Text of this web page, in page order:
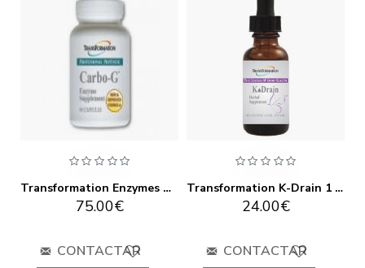
Transformation Enzymes Carbo-G 180 Cap
75.00€
CONTACTAR
Transformation K-Drain 1 Oz
24.00€
CONTACTAR